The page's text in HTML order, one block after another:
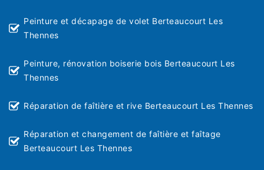
Peinture et décapage de volet Berteaucourt Les
Thennes
Peinture, rénovation boiserie bois Berteaucourt Les
Thennes
Réparation de faîtière et rive Berteaucourt Les Thennes
Réparation et changement de faîtière et faîtage
Berteaucourt Les Thennes